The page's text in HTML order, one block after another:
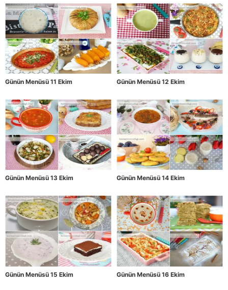
Günün Menüsü 11 Ekim Günün Menüsü 12 Ekim
Günün Menüsü 13 Ekim Günün Menüsü 14 Ekim
Günün Menüsü 15 Ekim Günün Menüsü 16 Ekim